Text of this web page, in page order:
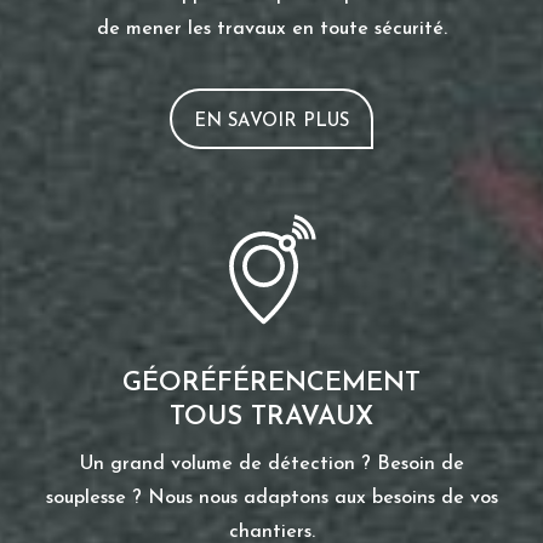
de mener les travaux en toute sécurité.
EN SAVOIR PLUS
GÉORÉFÉRENCEMENT
TOUS TRAVAUX
Un grand volume de détection ? Besoin de
souplesse ? Nous nous adaptons aux besoins de vos
chantiers.